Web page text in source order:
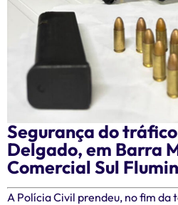
Segurança do
Delgado, em Barra
Comercial Sul
A Polícia Civil prendeu, no fim